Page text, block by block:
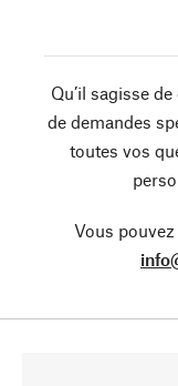
Qu’il sagisse
de demandes
toutes vos
Vous